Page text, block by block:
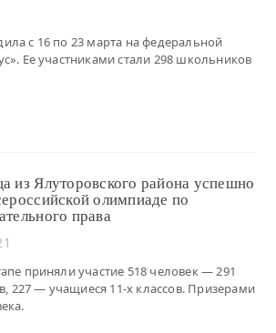
с 16 по 23 марта на федеральной
Ее участниками стали 298 школьников
из Ялуторовского района успешно
олимпиаде по
права
приняли участие 518 человек — 291
227 — учащиеся 11-х классов. Призерами